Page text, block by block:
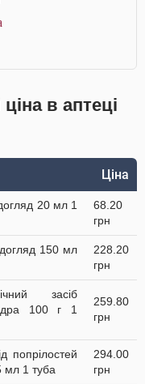
в аптеці
Ціна
20 мл 1
68.20
грн
150 мл
228.20
грн
засіб
100 г 1
259.80
грн
попрілостей
мл 1 туба
294.00
грн